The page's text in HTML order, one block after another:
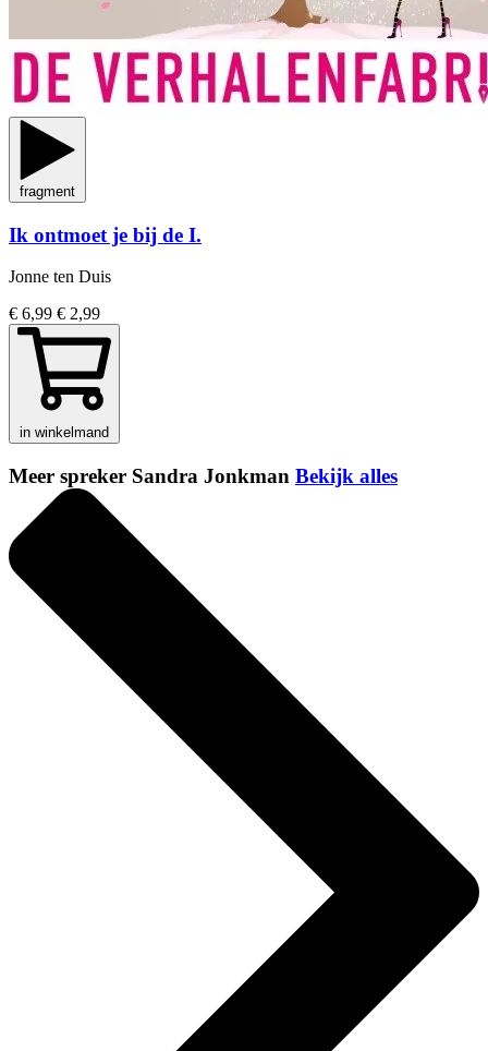
fragment
Ik ontmoet je bij de I.
Jonne ten Duis
€ 6,99 € 2,99
in winkelmand
Meer spreker Sandra Jonkman Bekijk alles